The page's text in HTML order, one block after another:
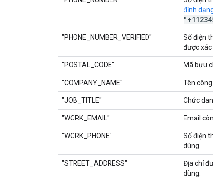
định dạng
"PHONE_NUMBER_VERIFIED"
Số điện
được xác
"POSTAL_CODE" Mã bưu
"COMPANY_NAME" Tên công
"JOB_TITLE" Chức danh
"WORK_EMAIL" Email công
"WORK_PHONE"
Số điện
dùng.
"STREET_ADDRESS"
Địa chỉ
dùng.